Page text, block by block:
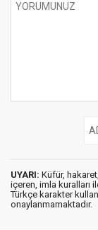
UYARI: Küfür,
içeren, imla kuralları
Türkçe karakter
onaylanmamaktadır.